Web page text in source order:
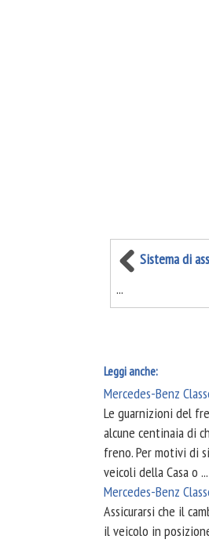
Sistema di
...
Leggi anche:
Mercedes-Benz
Le guarnizioni del
alcune centinaia di
freno. Per motivi di
veicoli della Casa o ...
Mercedes-Benz
Assicurarsi che il
il veicolo in